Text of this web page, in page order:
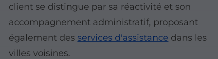
client se distingue par sa réactivité et son
accompagnement administratif, proposant
également desservices d'assistance dans les
villes voisines.